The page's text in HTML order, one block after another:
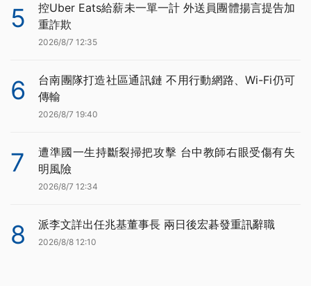
5
控Uber Eats給薪未一單一計 外送員團體揚言提告加
重詐欺
2026/8/7 12:35
6
台南團隊打造社區通訊鏈 不用行動網路、Wi-Fi仍可
傳輸
2026/8/7 19:40
7
遭準國一生持斷裂掃把攻擊 台中教師右眼受傷有失
明風險
2026/8/7 12:34
8 派李文詳出任兆基董事長 兩日後宏碁發重訊辭職
2026/8/8 12:10